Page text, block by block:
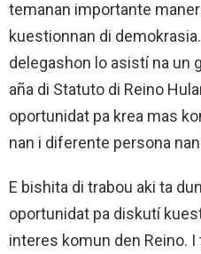
temanan importante
kuestionnan di
delegashon lo asistí na un
aña di Statuto di Reino
oportunidat pa krea mas
nan i diferente persona
E bishita di trabou aki ta
oportunidat pa diskutí
interes komun den Reino.